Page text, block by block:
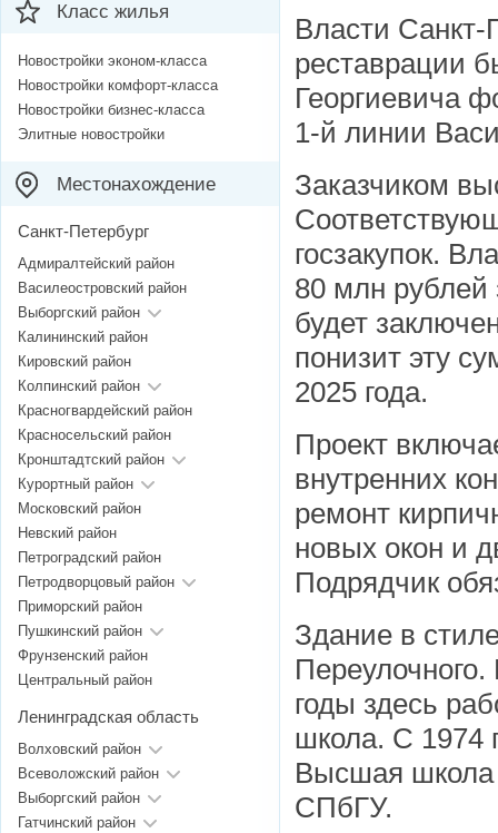
Власти Санкт-
реставрации
Георгиевича
1-й линии
Заказчиком
госзакупок.
80 млн рублей
будет
понизит эту
2025 года.
Проект
внутренних
ремонт
новых окон и
Подрядчик
Здание в
годы здесь
школа. С 1974
Высшая школа
СПбГУ.
Класс жилья
Новостройки эконом-класса
Новостройки комфорт-класса
Новостройки бизнес-класса
Элитные новостройки
Местонахождение
Санкт-Петербург
Адмиралтейский район
Василеостровский район
Выборгский район
Калининский район
Кировский район
Колпинский район
Красногвардейский район
Красносельский район
Кронштадтский район
Курортный район
Московский район
Невский район
Петроградский район
Петродворцовый район
Приморский район
Пушкинский район
Фрунзенский район
Центральный район
Ленинградская область
Волховский район
Всеволожский район
Выборгский район
Гатчинский район